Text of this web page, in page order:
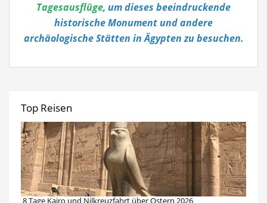
Tagesausflüge, um dieses beeindruckende
historische Monument und andere
archäologische Stätten in Ägypten zu besuchen.
Top Reisen
8 Tage Kairo und Nilkreuzfahrt über Ostern 2026